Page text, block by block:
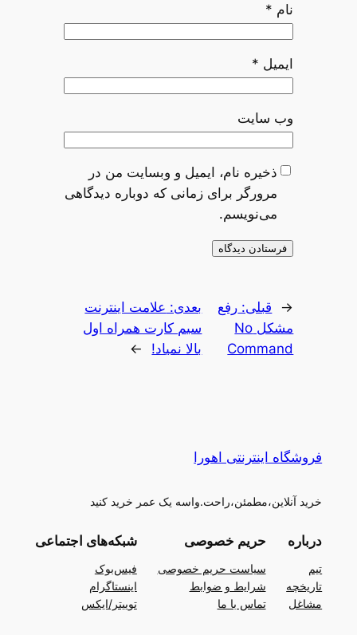
نام *
ایمیل *
وب‌ سایت
ذخیره نام، ایمیل و وبسایت من در
مرورگر برای زمانی که دوباره دیدگاهی
می‌نویسم.
← قبلی: رفع
مشکل No
Command
بعدی: علامت اینترنت
سیم کارت همراه اول
بالا نمیاد!
→
فروشگاه اینترنتی اهورا
خرید آنلاین،مطمئن،راحت.واسه یک عمر خرید کنید
درباره
تیم
تاریخچه
مشاغل
حریم خصوصی
سیاست حریم خصوصی
شرایط و ضوابط
تماس با ما
شبکه‌های اجتماعی
فیس‌بوک
اینستاگرام
توییتر/ایکس